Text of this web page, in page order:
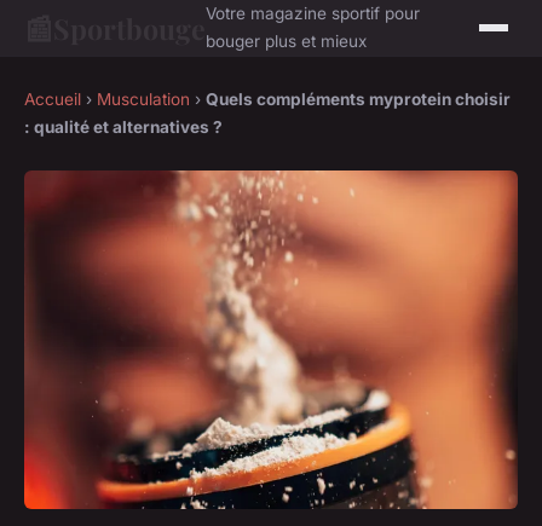
Votre magazine sportif pour
bouger plus et mieux
Accueil › Musculation › Quels compléments myprotein choisir
: qualité et alternatives ?